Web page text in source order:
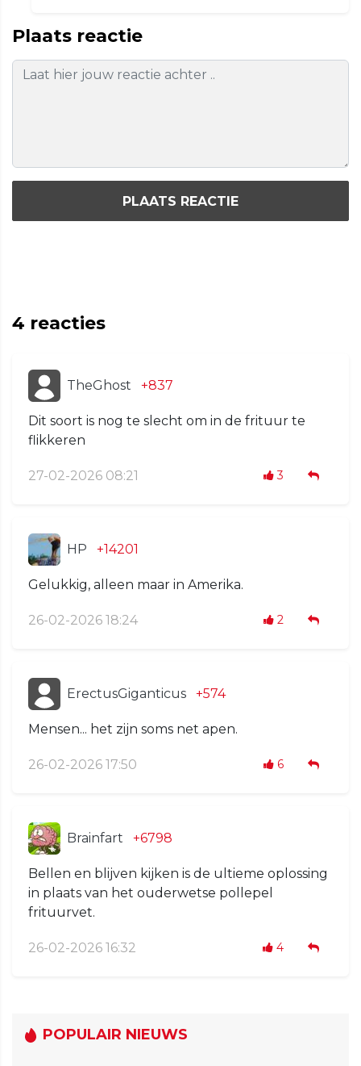
Plaats reactie
PLAATS REACTIE
4 reacties
TheGhost +837
Dit soort is nog te slecht om in de frituur te
flikkeren
27-02-2026 08:21 3
HP +14201
Gelukkig, alleen maar in Amerika.
26-02-2026 18:24 2
ErectusGiganticus +574
Mensen... het zijn soms net apen.
26-02-2026 17:50 6
Brainfart +6798
Bellen en blijven kijken is de ultieme oplossing
in plaats van het ouderwetse pollepel
frituurvet.
26-02-2026 16:32 4
POPULAIR NIEUWS